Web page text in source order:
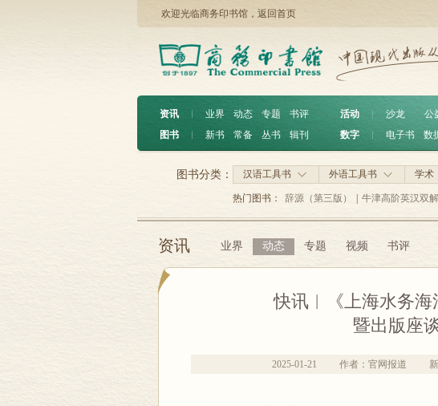
欢迎光临商务印书馆， 返回首页
资讯 ︱ 业界 动态 专题
书评
图书
︱ 新书 常备 丛书 辑刊
活动 沙龙 公
数字
电子书 数
汉语工具书 外语工具书 学术
图书分类：
热门图书： 辞源（第三版） 牛津高阶英汉双
资讯 业界 动态 专题 视频 书评
快讯︱《上海水务海
暨出版座
2025-01-21 作者：官网报道